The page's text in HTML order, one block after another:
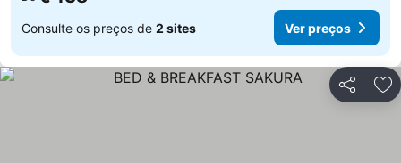
Consulte os preços de 2 sites Ver preços
Partilhar